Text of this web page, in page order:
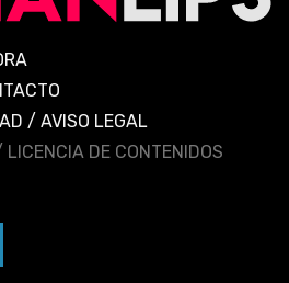
/ AVISO LEGAL
LICENCIA DE CONTENIDOS